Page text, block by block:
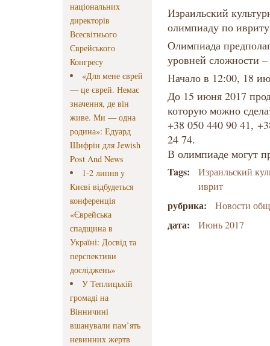
національних
директорів
Всесвітнього
Єврейського
Конгресу
«Для мене єврей
— це єврей. Немає
значення, де він
живе. Ми — одна
родина»: Едуард
Шифрін для Jewish
Post And News
1-2 липня у
Києві відбудеться
конференція
«Єврейська
спадщина в
Україні: Досвід та
перспективи
досліджень»
У Теплицькій
громаді на
Вінничині
вшанували пам’ять
невинних жертв
Израильский
олимпиаду по
Олимпиада
уровней сложности
Начало в 12:00, 18
До 15 июня 2017
которую можно
+38 050 440 90 41,
24 74.
В олимпиаде могут
Tags:
Израильский
иврит
рубрика: Новости
дата: Июнь 2017